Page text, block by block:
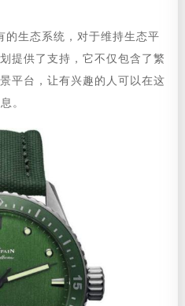
的生态系统，对于维持生态平
提供了支持，它不仅包含了繁
平台，让有兴趣的人可以在这
。